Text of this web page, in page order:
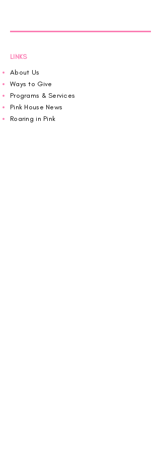
LINKS
About Us
Ways to Give
Programs & Services
Pink House News
Roaring in Pink